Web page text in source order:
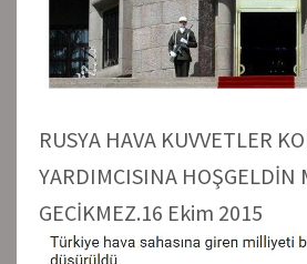
RUSYA HAVA KUVVETLER
YARDIMCISINA HOŞGELDİN
GECİKMEZ.16 Ekim 2015